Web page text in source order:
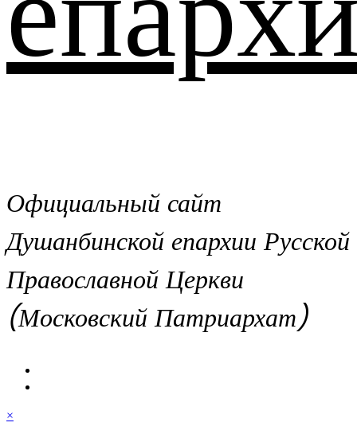
Официальный сайт
Душанбинской епархии Русской
Православной Церкви
(Московский Патриархат)
×